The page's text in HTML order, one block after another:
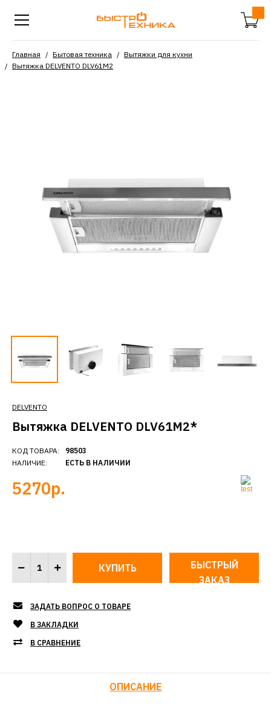
Главная Бытовая техника
Вытяжки для кухни
Вытяжка DELVENTO DLV61M2
DELVENTO
Вытяжка DELVENTO DLV61M2*
КОД ТОВАРА:
НАЛИЧИЕ:
98503
ЕСТЬ В НАЛИЧИИ
5270р.
БЫСТРЫЙ
ЗАКАЗ
ЗАДАТЬ ВОПРОС О ТОВАРЕ
В ЗАКЛАДКИ
В СРАВНЕНИЕ
ОПИСАНИЕ